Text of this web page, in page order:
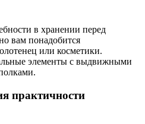
в хранении перед
вам понадобится
или косметики.
элементы с выдвижными
практичности